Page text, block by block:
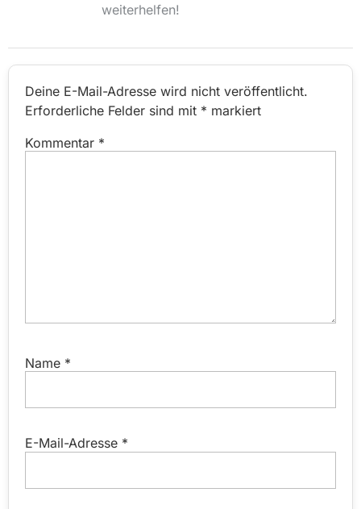
weiterhelfen!
Deine E-Mail-Adresse wird nicht veröffentlicht.
Erforderliche Felder sind mit * markiert
Kommentar *
Name *
E-Mail-Adresse *